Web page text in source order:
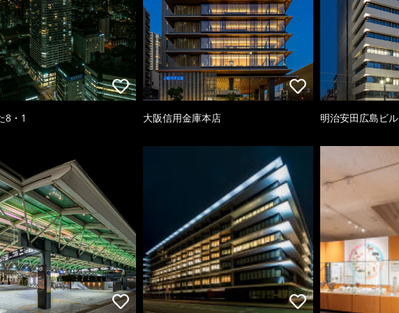
8・1 大阪信用金庫本店 明治安田広島ビル